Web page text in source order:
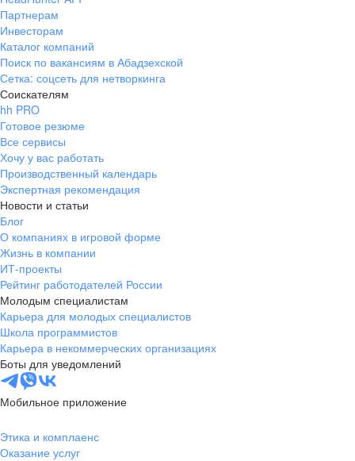
Партнерам
Инвесторам
Каталог компаний
Поиск по вакансиям в Абадзехской
Сетка: соцсеть для нетворкинга
Соискателям
hh PRO
Готовое резюме
Все сервисы
Хочу у вас работать
Производственный календарь
Экспертная рекомендация
Новости и статьи
Блог
О компаниях в игровой форме
Жизнь в компании
ИТ-проекты
Рейтинг работодателей России
Молодым специалистам
Карьера для молодых специалистов
Школа программистов
Карьера в некоммерческих организациях
Боты для уведомлений
Мобильное приложение
Этика и комплаенс
Оказание услуг